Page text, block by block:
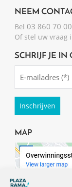
NEEM
Bel 03 860 70 00
Of stel uw vraag
SCHRIJF JE
(Required)
MAP